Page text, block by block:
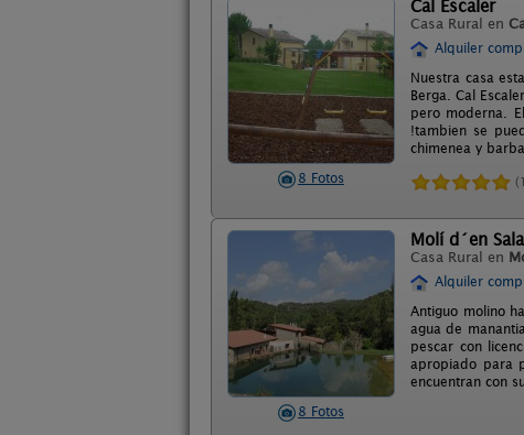
8 Fotos
Cal Escaler
Casa Rural en
Alquiler
Nuestra casa
Berga. Cal
pero moderna.
!tambien se
chimenea y
8 Fotos
Molí d´en Sala
Casa Rural en
Alquiler
Antiguo molino
agua de
pescar con
apropiado para
encuentran con